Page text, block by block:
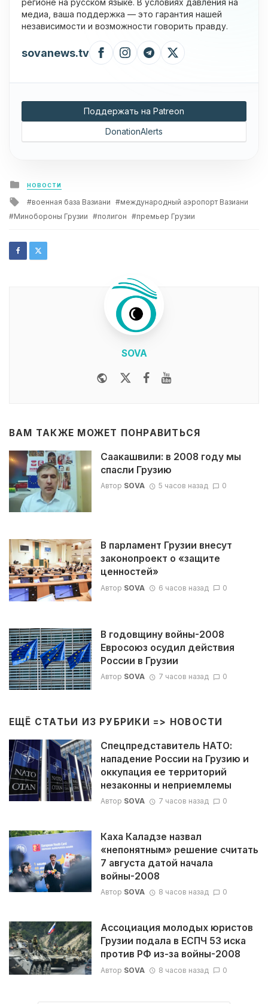
регионе на русском языке. В условиях давления на
медиа, ваша поддержка — это гарантия нашей
независимости и возможности говорить правду.
sovanews.tv
Поддержать на Patreon
DonationAlerts
Posted
in
НОВОСТИ
Tagged
with
военная база Вазиани
международный аэропорт Вазиани
Минобороны Грузии
полигон премьер Грузии
SOVA
WebsiteTwitterFacebook
ВАМ ТАКЖЕ МОЖЕТ ПОНРАВИТЬСЯ
Саакашвили: в 2008 году мы
спасли Грузию
Автор SOVA 5 часов назад 0
В парламент Грузии внесут
законопроект о «защите
ценностей»
Автор SOVA 6 часов назад 0
В годовщину войны-2008
Евросоюз осудил действия
России в Грузии
Автор SOVA 7 часов назад 0
ЕЩЁ СТАТЬИ ИЗ РУБРИКИ => НОВОСТИ
Спецпредставитель НАТО:
нападение России на Грузию и
оккупация ее территорий
незаконны и неприемлемы
Автор SOVA 7 часов назад 0
Каха Каладзе назвал
«непонятным» решение считать
7 августа датой начала
войны-2008
Автор SOVA 8 часов назад 0
Ассоциация молодых юристов
Грузии подала в ЕСПЧ 53 иска
против РФ из-за войны-2008
Автор SOVA 8 часов назад 0